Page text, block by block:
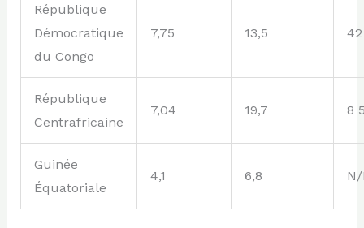
République
Démocratique
du Congo
7,75 13,5
République
Centrafricaine
7,04 19,7 8
Guinée
Équatoriale
4,1 6,8 N/